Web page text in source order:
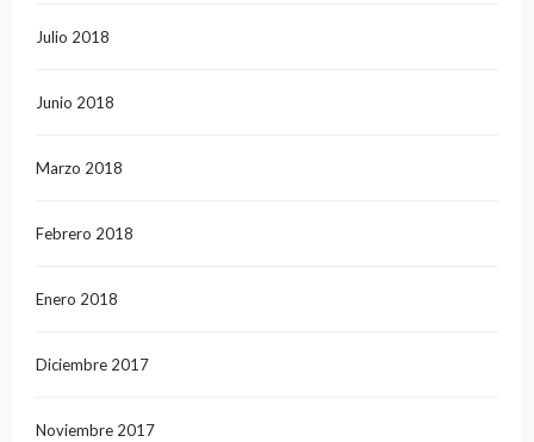
Julio 2018
Junio 2018
Marzo 2018
Febrero 2018
Enero 2018
Diciembre 2017
Noviembre 2017